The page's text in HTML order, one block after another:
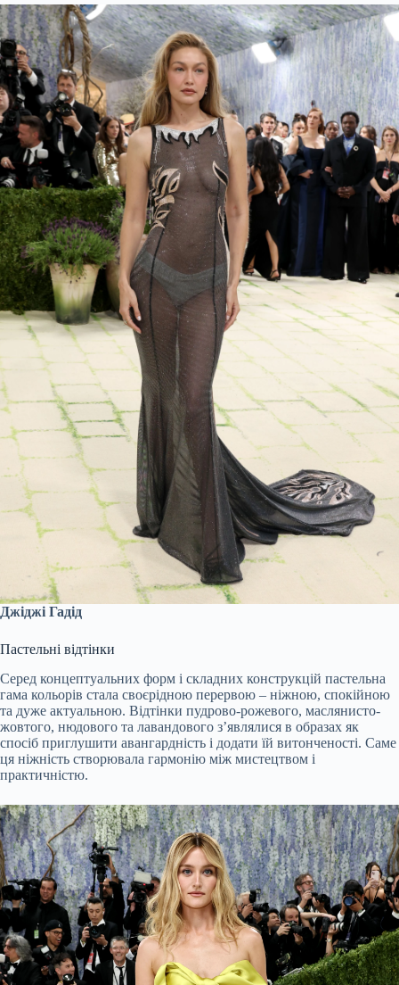
Джіджі Гадід
Пастельні відтінки
Серед концептуальних форм і складних конструкцій пастельна
гама кольорів стала своєрідною перервою – ніжною, спокійною
та дуже актуальною. Відтінки пудрово-рожевого, маслянисто-
жовтого, нюдового та лавандового з’являлися в образах як
спосіб приглушити авангардність і додати їй витонченості. Саме
ця ніжність створювала гармонію між мистецтвом і
практичністю.